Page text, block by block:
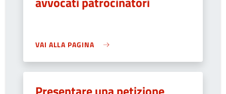
VAI ALLA PAGINA